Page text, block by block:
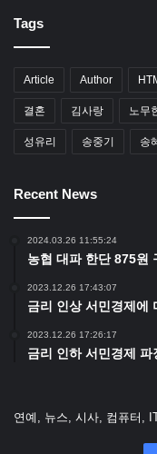
Tags
Article Author
결혼 김사랑 노무
성유리 송중기 송
Recent News
2024.03.26 11:55:24
농협 대파 한단 875원
2023.12.26 17:43:07
금리 인상 서민경제에
2023.12.26 17:26:17
금리 인하 서민경제 파
연예, 뉴스, 시사, 컴퓨터,